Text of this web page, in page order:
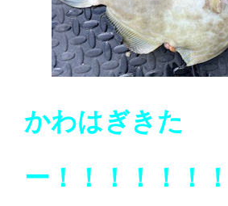
かわはぎきた
ー！！！！！！！